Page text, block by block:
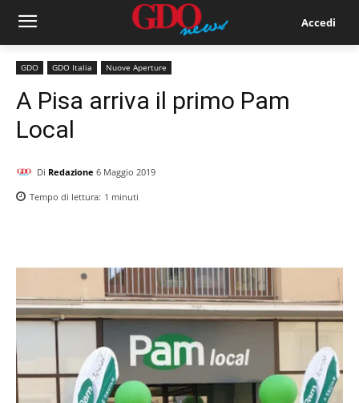
Accedi
GDO GDO Italia Nuove Aperture
A Pisa arriva il primo Pam
Local
Di Redazione 6 Maggio 2019
Tempo di lettura: 1 minuti